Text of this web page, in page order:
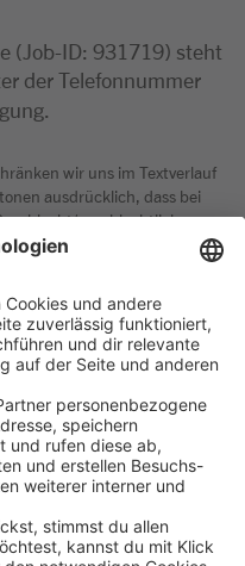
(Job-ID: 931719) steht
der Telefonnummer
wir uns im Textverlauf
ausdrücklich, dass bei
geschlechtlicher
sozialer Herkunft,
geistiger Fähigkeiten,
sind.
zu sehen.